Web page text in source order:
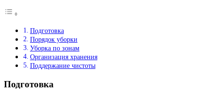
Подготовка
Порядок уборки
Уборка по зонам
Организация хранения
Поддержание чистоты
Подготовка